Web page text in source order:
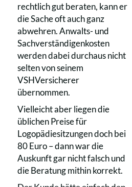
rechtlich gut beraten, kann er
die Sache oft auch ganz
abwehren. Anwalts- und
Sachverständigenkosten
werden dabei durchaus nicht
selten von seinem
VSHVersicherer
übernommen.
Vielleicht aber liegen die
üblichen Preise für
Logopädiesitzungen doch bei
80 Euro – dann war die
Auskunft gar nicht falsch und
die Beratung mithin korrekt.